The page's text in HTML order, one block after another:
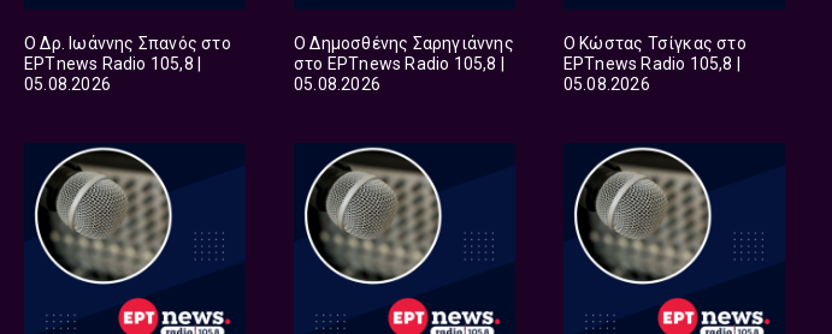
Ο Δρ. Ιωάννης Σπανός στο
ΕΡΤnews Radio 105,8 |
05.08.2026
Ο Δημοσθένης Σαρηγιάννης
στο ΕΡΤnews Radio 105,8 |
05.08.2026
Ο Κώστας Τσίγκας στο
ΕΡΤnews Radio 105,8 |
05.08.2026